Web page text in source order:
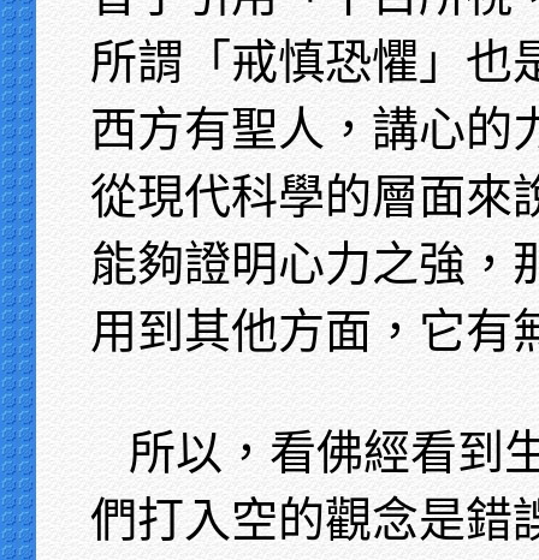
所謂「戒慎恐懼」也
西方有聖人，講心的
從現代科學的層面來
能夠證明心力之強，
用到其他方面，它有
所以，看佛經看到
們打入空的觀念是錯